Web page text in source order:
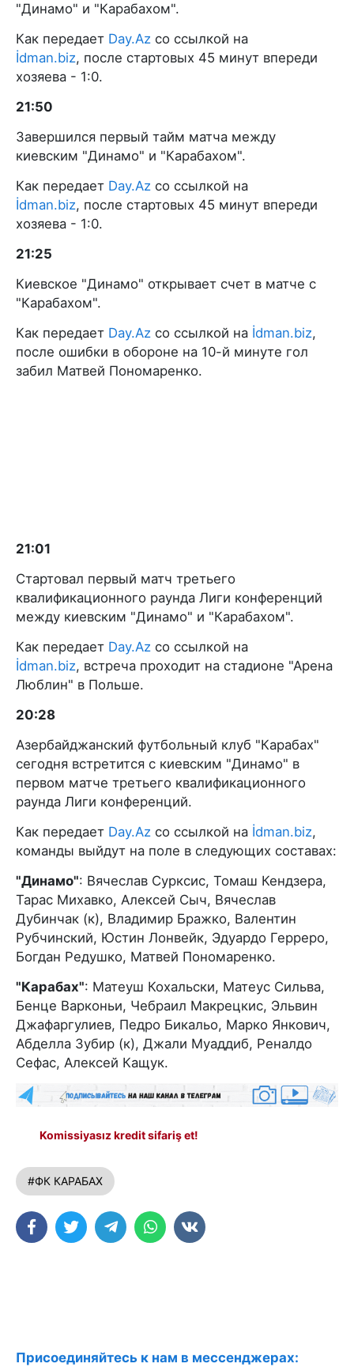
"Динамо" и "Карабахом".
Как передает Day.Az со ссылкой на
İdman.biz, после стартовых 45 минут впереди
хозяева - 1:0.
21:50
Завершился первый тайм матча между
киевским "Динамо" и "Карабахом".
Как передает Day.Az со ссылкой на
İdman.biz, после стартовых 45 минут впереди
хозяева - 1:0.
21:25
Киевское "Динамо" открывает счет в матче с
"Карабахом".
Как передает Day.Az со ссылкой на İdman.biz,
после ошибки в обороне на 10-й минуте гол
забил Матвей Пономаренко.
21:01
Стартовал первый матч третьего
квалификационного раунда Лиги конференций
между киевским "Динамо" и "Карабахом".
Как передает Day.Az со ссылкой на
İdman.biz, встреча проходит на стадионе "Арена
Люблин" в Польше.
20:28
Азербайджанский футбольный клуб "Карабах"
сегодня встретится с киевским "Динамо" в
первом матче третьего квалификационного
раунда Лиги конференций.
Как передает Day.Az со ссылкой на İdman.biz,
команды выйдут на поле в следующих составах:
"Динамо": Вячеслав Сурксис, Томаш Кендзера,
Тарас Михавко, Алексей Сыч, Вячеслав
Дубинчак (к), Владимир Бражко, Валентин
Рубчинский, Юстин Лонвейк, Эдуардо Герреро,
Богдан Редушко, Матвей Пономаренко.
"Карабах": Матеуш Кохальски, Матеус Сильва,
Бенце Варконьи, Чебраил Макрецкис, Эльвин
Джафаргулиев, Педро Бикальо, Марко Янкович,
Абделла Зубир (к), Джали Муаддиб, Реналдо
Сефас, Алексей Кащук.
Komissiyasız kredit sifariş et!
#ФК КАРАБАХ
Присоединяйтесь к нам в мессенджерах: